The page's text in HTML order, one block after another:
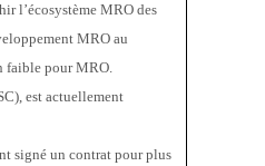
l’écosystème MRO des
MRO au
faible pour MRO.
est actuellement
signé un contrat pour plus